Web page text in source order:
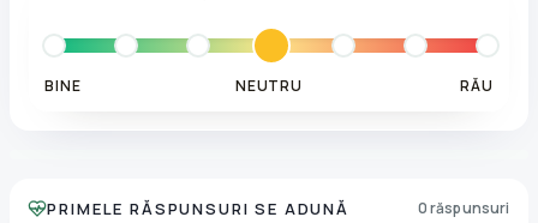
BINE NEUTRU RĂU
PRIMELE RĂSPUNSURI SE ADUNĂ 0 răspunsuri